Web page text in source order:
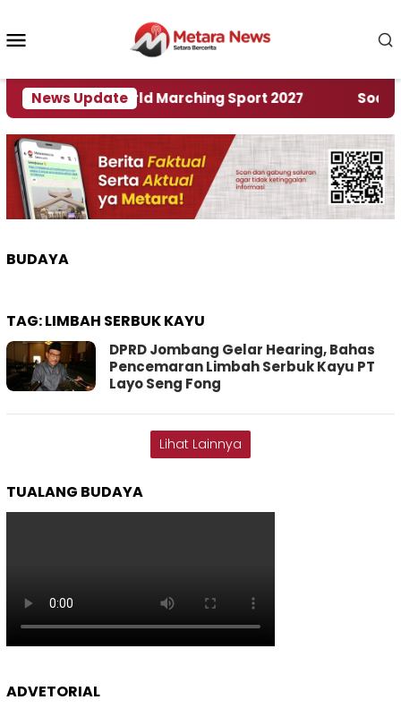
konten
News Update
Rumah World Marching Sport 2027 ‎Soal
BUDAYA
TAG:LIMBAH SERBUK KAYU
DPRD Jombang Gelar Hearing, Bahas
Pencemaran Limbah Serbuk Kayu PT
Layo Seng Fong
Lihat Lainnya
TUALANG BUDAYA
ADVETORIAL